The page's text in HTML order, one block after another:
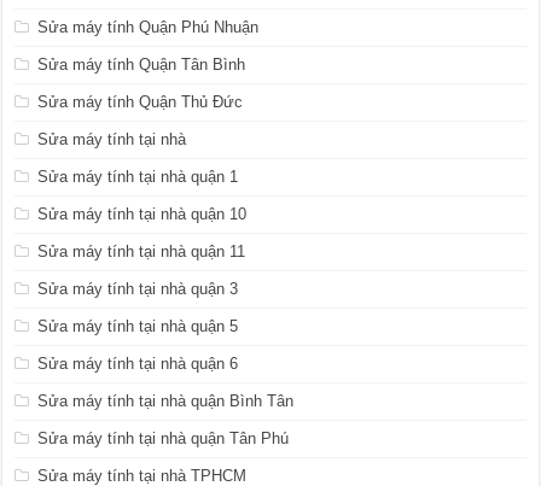
Sửa máy tính Quận Phú Nhuận
Sửa máy tính Quận Tân Bình
Sửa máy tính Quận Thủ Đức
Sửa máy tính tại nhà
Sửa máy tính tại nhà quận 1
Sửa máy tính tại nhà quận 10
Sửa máy tính tại nhà quận 11
Sửa máy tính tại nhà quận 3
Sửa máy tính tại nhà quận 5
Sửa máy tính tại nhà quận 6
Sửa máy tính tại nhà quận Bình Tân
Sửa máy tính tại nhà quận Tân Phú
Sửa máy tính tại nhà TPHCM